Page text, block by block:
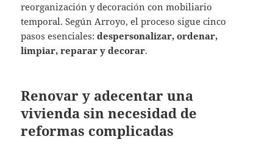
reorganización y decoración con mobiliario
temporal. Según Arroyo, el proceso sigue cinco
pasos esenciales:despersonalizar, ordenar,
limpiar, reparar y decorar.
Renovar y adecentar una
vivienda sin necesidad de
reformas complicadas